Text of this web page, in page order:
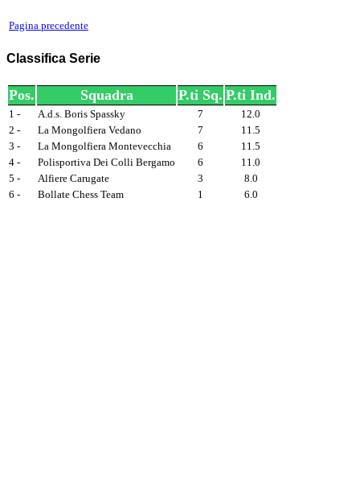
Pagina precedente
Classifica Serie
Pos. Squadra P.ti Sq. P.ti Ind.
1 - A.d.s. Boris Spassky 7
12.0
2 -
La Mongolfiera Vedano 7
11.5
3 -
La Mongolfiera Montevecchia 6
11.5
4 -
Polisportiva Dei Colli Bergamo 6
11.0
5 -
Alfiere Carugate 3
8.0
6 -
Bollate Chess Team 1 6.0